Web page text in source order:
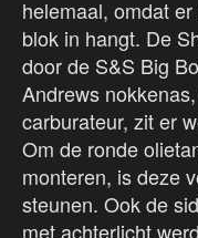
helemaal, omdat
blok in hangt. De
door de S&S Big
Andrews
carburateur, zit er
Om de ronde
monteren, is deze
steunen. Ook de
met achterlicht